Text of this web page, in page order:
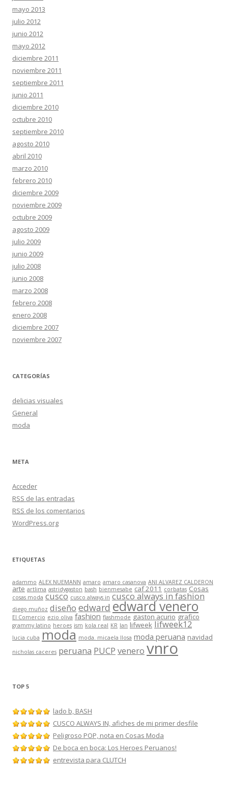
mayo 2013
julio 2012
junio 2012
mayo 2012
diciembre 2011
noviembre 2011
septiembre 2011
junio 2011
diciembre 2010
octubre 2010
septiembre 2010
agosto 2010
abril 2010
marzo 2010
febrero 2010
diciembre 2009
noviembre 2009
octubre 2009
agosto 2009
julio 2009
junio 2009
julio 2008
junio 2008
marzo 2008
febrero 2008
enero 2008
diciembre 2007
noviembre 2007
CATEGORÍAS
delicias visuales
General
moda
META
Acceder
RSS de las entradas
RSS de los comentarios
WordPress.org
ETIQUETAS
adammo ALEX NUEMANN amaro amaro casanova ANI ALVAREZ CALDERON
arte artlima astridygaston bash bienmesabe caf 2011 corbatas Cosas
cosas moda cusco cusco always in cusco always in fashion
diego muñoz diseño edward edward venero
El Comercio ezio oliva fashion flashmode gaston acurio grafico
grammy latino heroes ism kola real KR lan lifweek lifweek12
lucia cuba moda moda. micaela llosa moda peruana navidad
nicholas caceres peruana PUCP venero vnro
TOP 5
lado b, BASH
CUSCO ALWAYS IN, afiches de mi primer desfile
Peligroso POP, nota en Cosas Moda
De boca en boca: Los Heroes Peruanos!
entrevista para CLUTCH